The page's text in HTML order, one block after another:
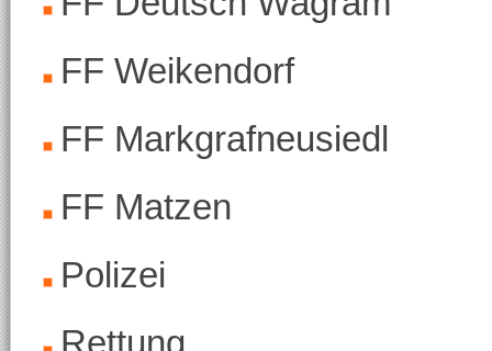
FF Weikendorf
FF Markgrafneusiedl
FF Matzen
Polizei
Rettung